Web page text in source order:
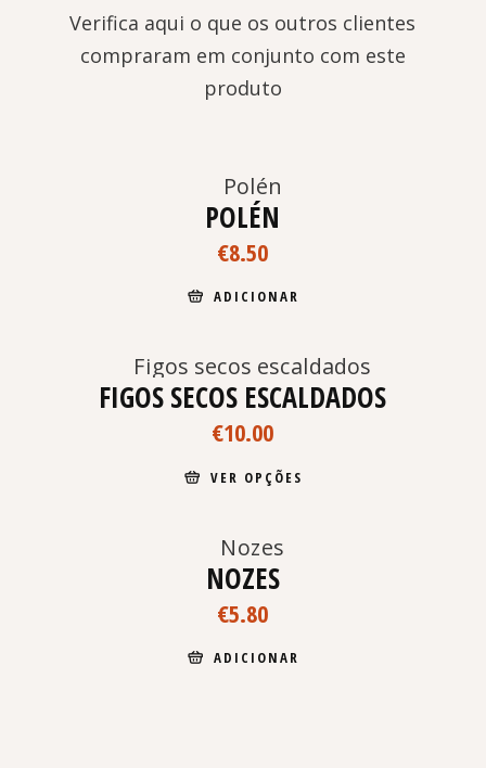
Verifica aqui o que os outros clientes
compraram em conjunto com este
produto
POLÉN
€8.50
ADICIONAR
FIGOS SECOS ESCALDADOS
€10.00
VER OPÇÕES
NOZES
€5.80
ADICIONAR